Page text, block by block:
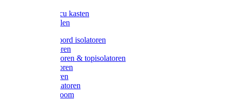
Metalen accu kasten
Zonnepanelen
Draad & koord isolatoren
Ringisolatoren
Extra isolatoren & topisolatoren
Hoekisolatoren
Lintisolatoren
Afstandisolatoren
Isolatorenboom